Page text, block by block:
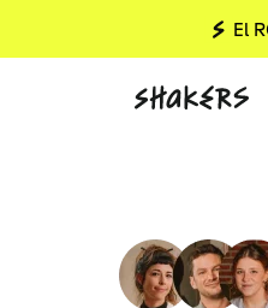
El